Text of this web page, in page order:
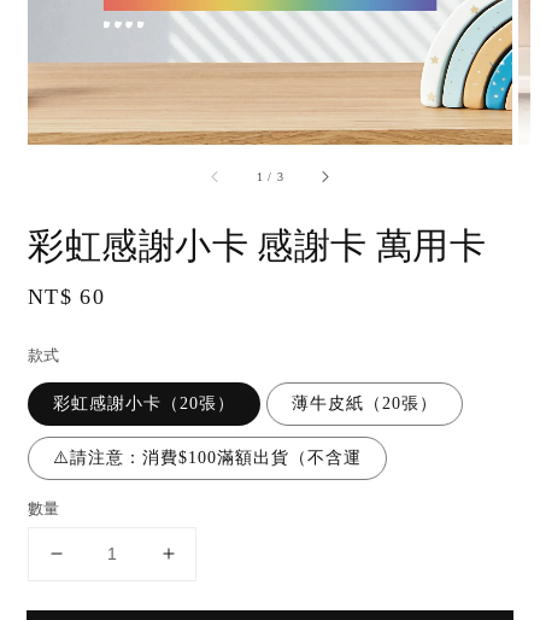
1 / accessibility.of
3
彩虹感謝小卡 感謝卡 萬用卡
Regular
NT$ 60
款式
彩虹感謝小卡（20張） 薄牛皮紙（20張）
⚠️請注意：消費$100滿額出貨（不含運
數量